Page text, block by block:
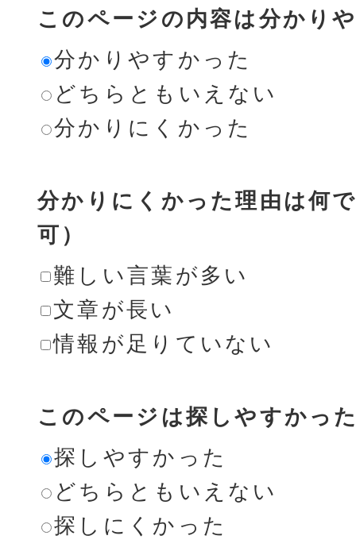
このページの内容は分かり
分かりやすかった
どちらともいえない
分かりにくかった
分かりにくかった理由は何
可）
難しい言葉が多い
文章が長い
情報が足りていない
このページは探しやすかっ
探しやすかった
どちらともいえない
探しにくかった